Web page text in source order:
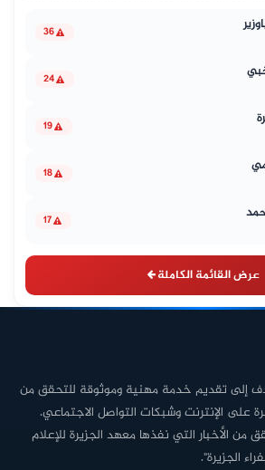
36
24
19
18
17
عرض القائمة الكاملة
إلى تقديم خدمة مهنية وموثوقة للتحقق من
على الإنترنت وشبكات التواصل الاجتماعي.
الأخبار التي نفذها معهد الجزيرة للإعلام
الجزيرة".